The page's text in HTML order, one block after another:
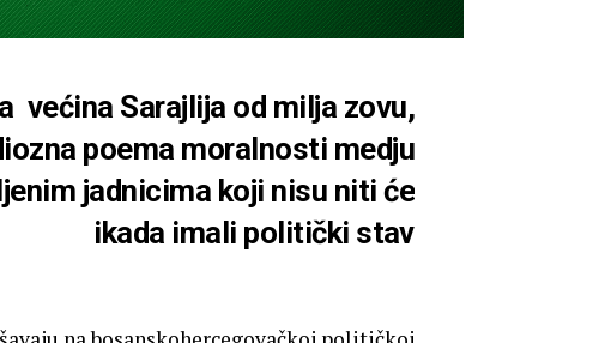
većina Sarajlija od milja zovu,
poema moralnosti medju
jadnicima koji nisu niti će
ikada imali politički stav